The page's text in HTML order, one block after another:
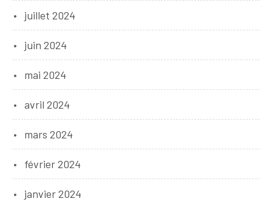
juillet 2024
juin 2024
mai 2024
avril 2024
mars 2024
février 2024
janvier 2024